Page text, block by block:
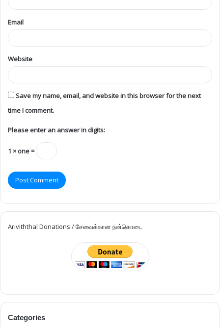
Email
Website
Save my name, email, and website in this browser for the next
time I comment.
Please enter an answer in digits:
1 × one =
Ariviththal Donations / சேவைக்கான நன்கொடை
Categories